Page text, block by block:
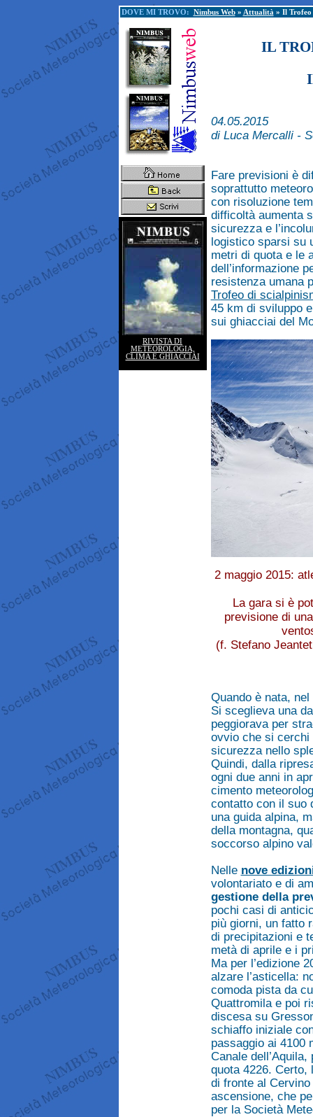
DOVE MI TROVO: Nimbus Web» Attualità » Il Trofeo
RIVISTA DI
METEOROLOGIA,
CLIMA E GHIACCIAI
IL
04.05.2015
di Luca Mercalli -
Fare previsioni è
soprattutto
con risoluzione
difficoltà aumenta
sicurezza e
logistico sparsi su
metri di quota e le
dell’informazione
resistenza umana
Trofeo di
45 km di sviluppo
sui ghiacciai del
2 maggio 2015:
La gara si è
previsione di
(f. Stefano
Quando è nata,
Si sceglieva una
peggiorava per
ovvio che si cerchi
sicurezza nello
Quindi, dalla
ogni due anni in
cimento
contatto con il suo
una guida alpina,
della montagna,
soccorso alpino
Nelle nove
volontariato e di
gestione della
pochi casi di
più giorni, un fatto
di precipitazioni e
metà di aprile e i
Ma per l’edizione
alzare l’asticella:
comoda pista da
Quattromila e poi
discesa su
schiaffo iniziale
passaggio ai 4100
Canale
quota 4226. Certo,
di fronte al
ascensione, che
per la Società